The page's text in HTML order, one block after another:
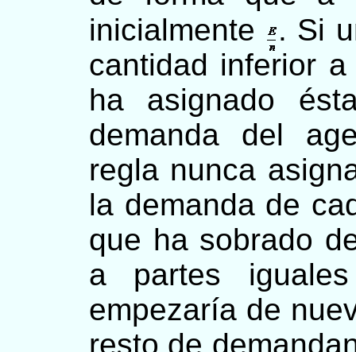
inicialmente
. Si
cantidad inferior
ha asignado
demanda del
regla nunca
la demanda de
que ha sobrado
a partes
empezaría de
resto de